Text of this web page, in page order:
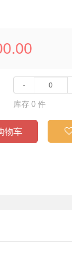
-
库存0 件
物车